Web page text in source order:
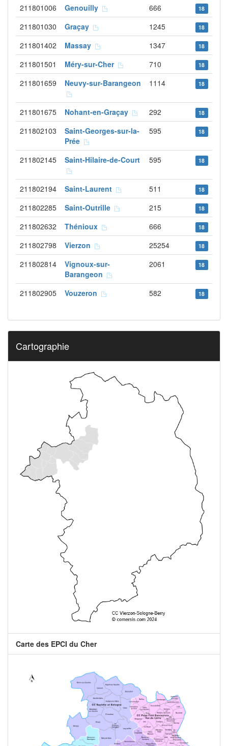
211801006 Genouilly 666 18
211801030 Graçay 1245 18
211801402 Massay 1347 18
211801501 Méry-sur-Cher 710 18
211801659 Neuvy-sur-Barangeon 1114 18
211801675 Nohant-en-Graçay 292 18
211802103
Saint-Georges-sur-la-
Prée
595 18
211802145 Saint-Hilaire-de-Court 595 18
211802194 Saint-Laurent 511 18
211802285 Saint-Outrille 215 18
211802632 Thénioux 666 18
211802798 Vierzon 25254 18
211802814
Vignoux-sur-
Barangeon
2061 18
211802905 Vouzeron 582 18
Cartographie
Carte des EPCI du Cher